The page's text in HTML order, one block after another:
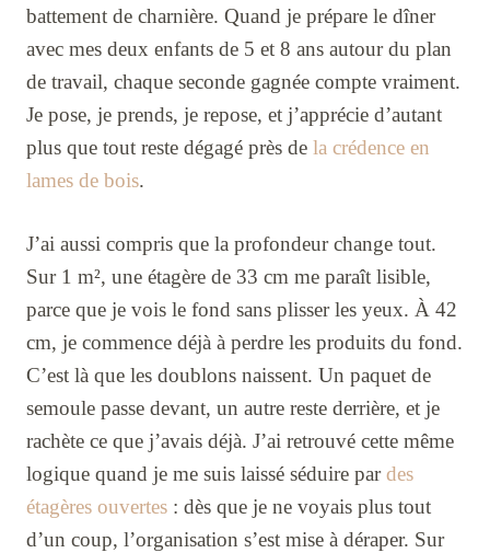
battement de charnière. Quand je prépare le dîner
avec mes deux enfants de 5 et 8 ans autour du plan
de travail, chaque seconde gagnée compte vraiment.
Je pose, je prends, je repose, et j’apprécie d’autant
plus que tout reste dégagé près de la crédence en
lames de bois.
J’ai aussi compris que la profondeur change tout.
Sur 1 m², une étagère de 33 cm me paraît lisible,
parce que je vois le fond sans plisser les yeux. À 42
cm, je commence déjà à perdre les produits du fond.
C’est là que les doublons naissent. Un paquet de
semoule passe devant, un autre reste derrière, et je
rachète ce que j’avais déjà. J’ai retrouvé cette même
logique quand je me suis laissé séduire pardes
étagères ouvertes : dès que je ne voyais plus tout
d’un coup, l’organisation s’est mise à déraper. Sur